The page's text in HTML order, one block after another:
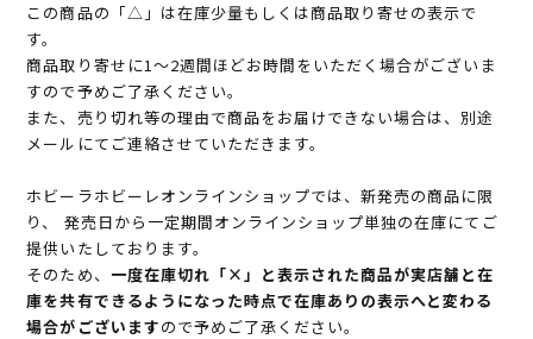
この商品の「△」は在庫少量もしくは商品取り寄せの表示で
す。
商品取り寄せに1～2週間ほどお時間をいただく場合がございま
すので予めご了承ください。
また、売り切れ等の理由で商品をお届けできない場合は、別途
メールにてご連絡させていただきます。
ホビーラホビーレオンラインショップでは、新発売の商品に限
り、 発売日から一定期間オンラインショップ単独の在庫にてご
提供いたしております。
そのため、 一度在庫切れ「×」と表示された商品が実店舗と在
庫を共有できるようになった時点で在庫ありの表示へと変わる
場合がございますので予めご了承ください。